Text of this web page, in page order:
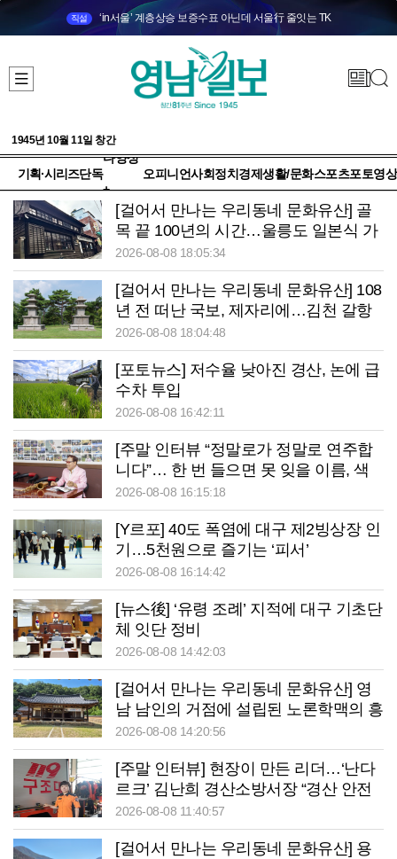
직설 ‘in서울’ 계층상승 보증수표 아닌데 서울行 줄잇는 TK
1945년 10월 11일 창간
기획·시리즈단독
다양성
+
오피니언사회정치 경제생활/문화스포츠포토영상
[걸어서 만나는 우리동네 문화유산] 골
목 끝 100년의 시간…울릉도 일본식 가
옥이 말하는 ‘잊지 말아야 할 역사’
2026-08-08 18:05:34
[걸어서 만나는 우리동네 문화유산] 108
년 전 떠난 국보, 제자리에…김천 갈항
사지 발굴 착수
2026-08-08 18:04:48
[포토뉴스] 저수율 낮아진 경산, 논에 급
수차 투입
2026-08-08 16:42:11
[주말 인터뷰 “정말로가 정말로 연주합
니다”… 한 번 들으면 못 잊을 이름, 색
소폰으로 이웃 웃게 만드는 사나이
2026-08-08 16:15:18
[Y르포] 40도 폭염에 대구 제2빙상장 인
기…5천원으로 즐기는 ‘피서’
2026-08-08 16:14:42
[뉴스後] ‘유령 조례’ 지적에 대구 기초단
체 잇단 정비
2026-08-08 14:42:03
[걸어서 만나는 우리동네 문화유산] 영
남 남인의 거점에 설립된 노론학맥의 흥
암서원
2026-08-08 14:20:56
[주말 인터뷰] 현장이 만든 리더…‘난다
르크’ 김난희 경산소방서장 “경산 안전
책임지겠습니다”
2026-08-08 11:40:57
[걸어서 만나는 우리동네 문화유산] 용